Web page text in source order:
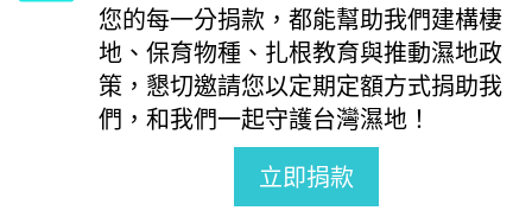
您的每一分捐款，都能幫助我們建構棲
地、保育物種、扎根教育與推動濕地政
策，懇切邀請您以定期定額方式捐助我
們，和我們一起守護台灣濕地！
立即捐款